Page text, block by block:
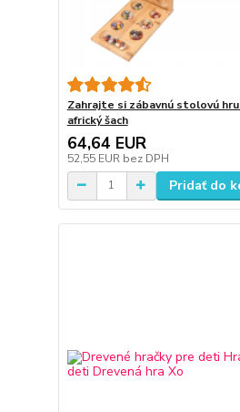
Zahrajte si zábavnú stolovú
africký šach
64,64 EUR
52,55 EUR bez DPH
Pridať do